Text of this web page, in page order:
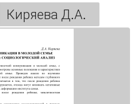
Киряева Д.А.